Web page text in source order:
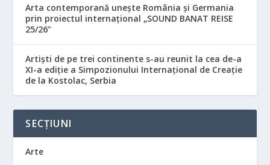
Arta contemporană unește România și Germania
prin proiectul internațional „SOUND BANAT REISE
25/26”
Artiști de pe trei continente s-au reunit la cea de-a
XI-a ediție a Simpozionului Internațional de Creație
de la Kostolac, Serbia
SECȚIUNI
Arte